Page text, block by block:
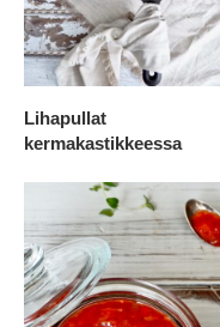
Lihapullat
kermakastikkeessa